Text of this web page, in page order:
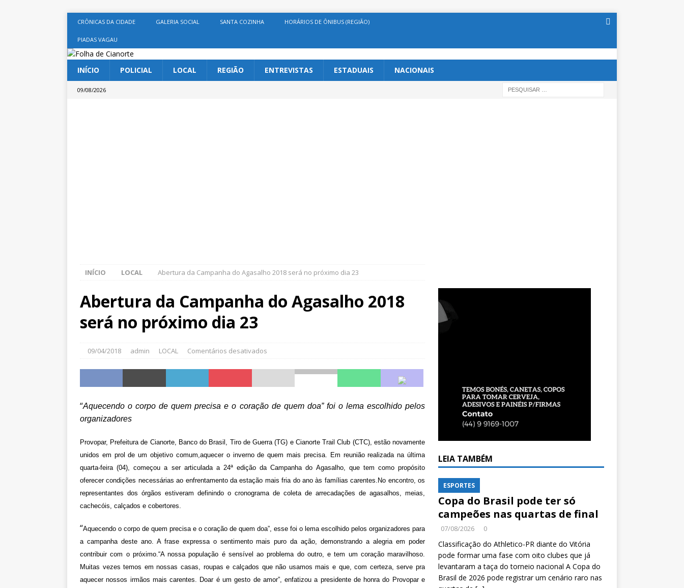
CRÔNICAS DA CIDADE GALERIA SOCIAL SANTA COZINHA HORÁRIOS DE ÔNIBUS (REGIÃO)
PIADAS VAGAU
INÍCIO POLICIAL LOCAL REGIÃO ENTREVISTAS ESTADUAIS NACIONAIS
09/08/2026
INÍCIO LOCAL Abertura da Campanha do Agasalho 2018 será no próximo dia 23
Abertura da Campanha do Agasalho 2018
será no próximo dia 23
09/04/2018 admin LOCAL Comentários desativados
“Aquecendo o corpo de quem precisa e o coração de quem doa” foi o lema escolhido pelos
organizadores
Provopar, Prefeitura de Cianorte, Banco do Brasil, Tiro de Guerra (TG) e Cianorte Trail Club (CTC), estão novamente
unidos em prol de um objetivo comum,aquecer o inverno de quem mais precisa. Em reunião realizada na última
quarta-feira (04), começou a ser articulada a 24ª edição da Campanha do Agasalho, que tem como propósito
oferecer condições necessárias ao enfrentamento da estação mais fria do ano às famílias carentes.No encontro, os
representantes dos órgãos estiveram definindo o cronograma de coleta de arrecadações de agasalhos, meias,
cachecóis, calçados e cobertores.
“Aquecendo o corpo de quem precisa e o coração de quem doa”, esse foi o lema escolhido pelos organizadores para
a campanha deste ano. A frase expressa o sentimento mais puro da ação, demonstrando a alegria em poder
contribuir com o próximo.“A nossa população é sensível ao problema do outro, e tem um coração maravilhoso.
Muitas vezes temos em nossas casas, roupas e calçados que não usamos mais e que, com certeza, serve pra
aquecer nossos irmãos mais carentes. Doar é um gesto de amor”, enfatizou a presidente de honra do Provopar e
LEIA TAMBÉM
ESPORTES
Copa do Brasil pode ter só
campeões nas quartas de final
07/08/2026 0
Classificação do Athletico-PR diante do Vitória
pode formar uma fase com oito clubes que já
levantaram a taça do torneio nacional A Copa do
Brasil de 2026 pode registrar um cenário raro nas